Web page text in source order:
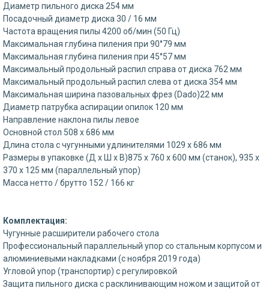
Диаметр пильного диска 254 мм
Посадочный диаметр диска 30 / 16 мм
Частота вращения пилы 4200 об/мин (50 Гц)
Максимальная глубина пиления при 90°79 мм
Максимальная глубина пиления при 45°57 мм
Максимальный продольный распил справа от диска 762 мм
Максимальный продольный распил слева от диска 354 мм
Максимальная ширина пазовальных фрез (Dado)22 мм
Диаметр патрубка аспирации опилок 120 мм
Направление наклона пилы левое
Основной стол 508 х 686 мм
Длина стола с чугунными удлинителями 1029 х 686 мм
Размеры в упаковке (Д х Ш х В)875 х 760 х 600 мм (станок), 935 х
370 х 125 мм (параллельный упор)
Масса нетто / брутто 152 / 166 кг
Комплектация:
Чугунные расширители рабочего стола
Профессиональный параллельный упор со стальным корпусом и
алюминиевыми накладками (с ноября 2019 года)
Угловой упор (транспортир) с регулировкой
Защита пильного диска с расклинивающим ножом и защитой от